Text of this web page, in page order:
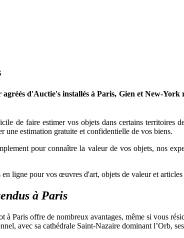
agréésd'Auctie's installés à Paris, Gien et New-York
de faire estimer vos objets dans certains territoires
une estimation gratuite et confidentielle de vos biens.
pour connaître la valeur de vos objets, nos
ligne pour vos œuvres d'art, objets de valeur et
à Paris
à Paris offre de nombreux avantages, même si vous
avec sa cathédrale Saint-Nazaire dominant l’Orb,